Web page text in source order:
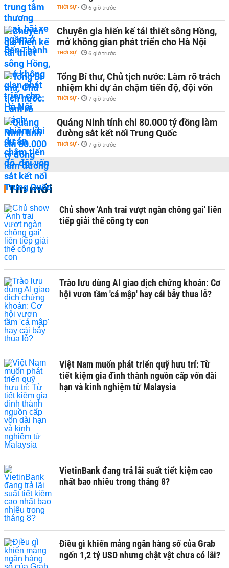
THỜI SỰ - 6 giờ trước
Chuyên gia hiến kế tái thiết sông Hồng,
mở không gian phát triển cho Hà Nội
THỜI SỰ - 6 giờ trước
Tổng Bí thư, Chủ tịch nước: Làm rõ trách
nhiệm khi dự án chậm tiến độ, đội vốn
THỜI SỰ - 7 giờ trước
Quảng Ninh tính chi 80.000 tỷ đồng làm
đường sắt kết nối Trung Quốc
THỜI SỰ - 7 giờ trước
Tin mới
Chủ show 'Anh trai vượt ngàn chông gai' liên
tiếp giải thế công ty con
Trào lưu dùng AI giao dịch chứng khoán: Cơ
hội vươn tầm 'cá mập' hay cái bẫy thua lỗ?
Việt Nam muốn phát triển quỹ hưu trí: Từ
tiết kiệm gia đình thành nguồn cấp vốn dài
hạn và kinh nghiệm từ Malaysia
VietinBank đang trả lãi suất tiết kiệm cao
nhất bao nhiêu trong tháng 8?
Điều gì khiến mảng ngân hàng số của Grab
ngốn 1,2 tỷ USD nhưng chật vật chưa có lãi?